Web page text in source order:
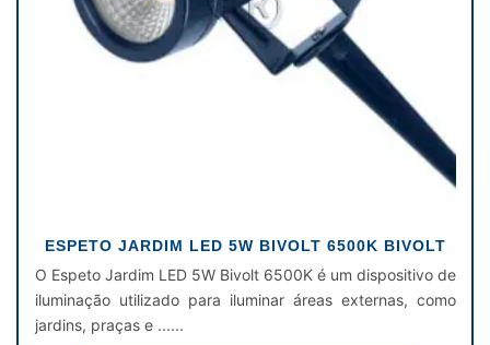
ESPETO JARDIM LED 5W BIVOLT 6500K BIVOLT
O Espeto Jardim LED 5W Bivolt 6500K é um dispositivo de
iluminação utilizado para iluminar áreas externas, como
jardins, praças e ......